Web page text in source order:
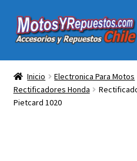
Ir
a
Ir
al
Acc y Rep Motocross Enduro
Electronica Para Motos
Inicio Electronica Para Motos
Rectificadores Honda
Pietcard 1020